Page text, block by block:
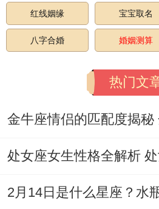
何事”要比“我爱你”更让
隐藏彩蛋:好办被忽略的
今天中午12:47分注意办
可能会发现半年前丢失的
人卖氢气球的 - 买那个
上能让晚高峰地铁里的陌
红线姻缘 宝宝取名
八字合婚 婚姻测算
热门文
2月14日是什么星座？水